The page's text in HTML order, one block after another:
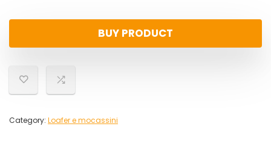
BUY PRODUCT
Category: Loafer e mocassini